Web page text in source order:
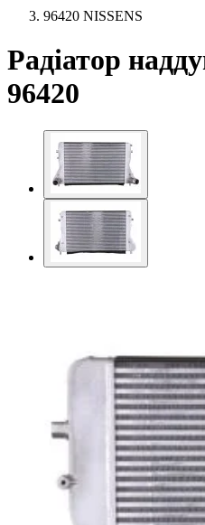
96420 NISSENS
Радіатор
96420